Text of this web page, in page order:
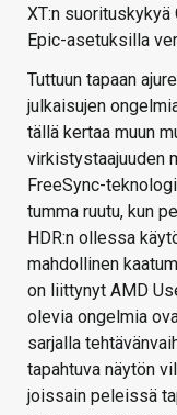
XT:n suorituskykyä
Epic-asetuksilla
Tuttuun tapaan
julkaisujen
tällä kertaa muun
virkistystaajuuden
FreeSync-
tumma ruutu, kun
HDR:n ollessa
mahdollinen
on liittynyt AMD
olevia ongelmia
sarjalla
tapahtuva näytön
joissain peleissä